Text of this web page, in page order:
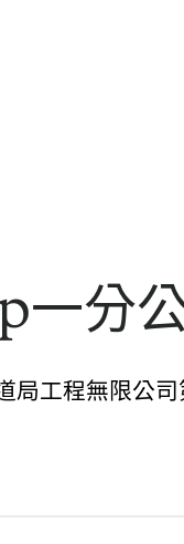
分
工程無限公